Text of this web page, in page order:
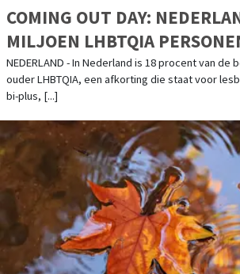
COMING OUT DAY:
MILJOEN LHBTQIA
NEDERLAND - In Nederland is 18 procent van de
ouder LHBTQIA, een afkorting die staat voor
bi-plus, [...]